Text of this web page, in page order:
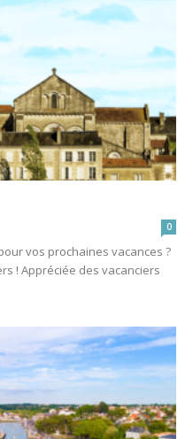
0
vos prochaines vacances ?
! Appréciée des vacanciers